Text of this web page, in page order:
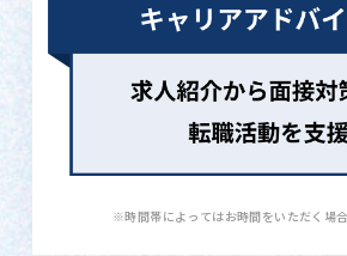
※時間帯によってはお時間をいただく場